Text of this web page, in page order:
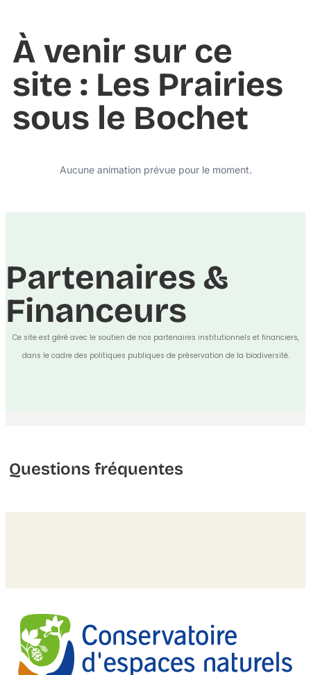
À venir sur ce
site : Les Prairies
sous le Bochet
Aucune animation prévue pour le moment.
Partenaires &
Financeurs
Ce site est géré avec le soutien de nos partenaires institutionnels et financiers,
dans le cadre des politiques publiques de préservation de la biodiversité.
Questions fréquentes